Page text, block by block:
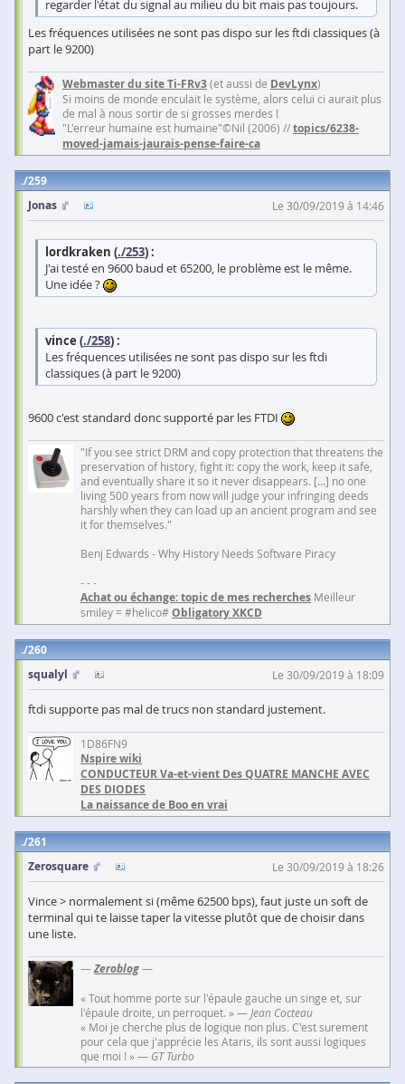
regarder l'état du signal au milieu du bit mais pas toujours.
Les fréquences utilisées ne sont pas dispo sur les ftdi classiques (à
part le 9200)
Webmaster du site Ti-FRv3(et aussi de DevLynx)
Si moins de monde enculait le système, alors celui ci aurait plus
de mal à nous sortir de si grosses merdes !
"L'erreur humaine est humaine"©Nil (2006) //topics/6238-
moved-jamais-jaurais-pense-faire-ca
259
Jonas
Le 30/09/2019 à 14:46
lordkraken (./253) :
J'ai testé en 9600 baud et 65200, le problème est le même.
Une idée ?
vince (./258) :
Les fréquences utilisées ne sont pas dispo sur les ftdi
classiques (à part le 9200)
9600 c'est standard donc supporté par les FTDI
"If you see strict DRM and copy protection that threatens the
preservation of history, fight it: copy the work, keep it safe,
and eventually share it so it never disappears. [...] no one
living 500 years from now will judge your infringing deeds
harshly when they can load up an ancient program and see
it for themselves."
Benj Edwards - Why History Needs Software Piracy
- - -
Achat ou échange: topic de mes recherches Meilleur
smiley = #helico#Obligatory XKCD
260
squalyl
Le 30/09/2019 à 18:09
ftdi supporte pas mal de trucs non standard justement.
1D86FN9
Nspire wiki
CONDUCTEUR Va-et-vient Des QUATRE MANCHE AVEC
DES DIODES
La naissance de Boo en vrai
261
Zerosquare
Le 30/09/2019 à 18:26
Vince > normalement si (même 62500 bps), faut juste un soft de
terminal qui te laisse taper la vitesse plutôt que de choisir dans
une liste.
—Zeroblog—
« Tout homme porte sur l'épaule gauche un singe et, sur
l'épaule droite, un perroquet. » — Jean Cocteau
« Moi je cherche plus de logique non plus. C'est surement
pour cela que j'apprécie les Ataris, ils sont aussi logiques
que moi ! » — GT Turbo